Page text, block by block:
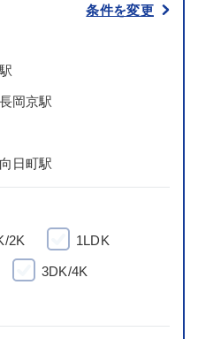
条件を変更
岡京駅
日町駅
2K 1LDK
3DK/4K